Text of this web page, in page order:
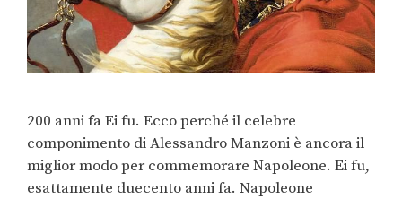
200 anni fa Ei fu. Ecco perché il celebre
componimento di Alessandro Manzoni è ancora il
miglior modo per commemorare Napoleone. Ei fu,
esattamente duecento anni fa. Napoleone